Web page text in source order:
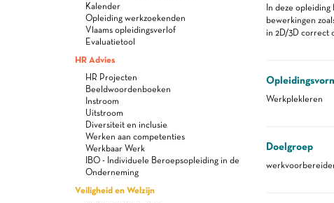
Kalender
Opleiding werkzoekenden
Vlaams opleidingsverlof
Evaluatietool
HR Advies
HR Projecten
Beeldwoordenboeken
Instroom
Uitstroom
Diversiteit en inclusie
Werken aan competenties
Werkbaar Werk
IBO - Individuele Beroepsopleiding in de
Onderneming
Veiligheid en Welzijn
In deze
bewerkingen
in 2D/3D correct
Werkplekleren
Doelgroep